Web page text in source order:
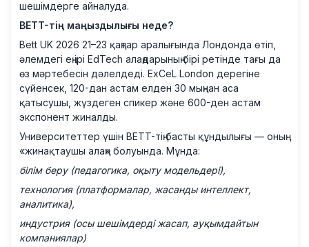
шешімдерге айналуда.
BETT-тің маңыздылығы неде?
Bett UK 2026 21–23 қаңтар аралығында Лондонда өтіп,
әлемдегі ең ірі EdTech алаңдарының бірі ретінде тағы да
өз мәртебесін дәлелдеді. ExCeL London дерегіне
сүйенсек, 120-дан астам елден 30 мыңнан аса
қатысушы, жүздеген спикер және 600-ден астам
экспонент жиналды.
Университеттер үшін BETT-тің басты құндылығы — оның
«жинақтаушы алаң» болуында. Мұнда:
білім беру (педагогика, оқыту модельдері),
технология (платформалар, жасанды интеллект,
аналитика),
индустрия (осы шешімдерді жасап, ауқымдайтын
компаниялар)